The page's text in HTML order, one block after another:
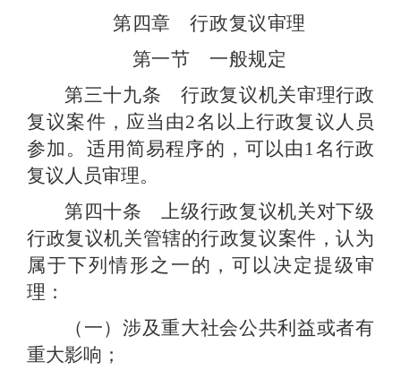
第四章 行政复议审理
第一节 一般规定
第三十九条 行政复议机关审理行政
复议案件，应当由2名以上行政复议人员
参加。适用简易程序的，可以由 1名行政
复议人员审理。
第四十条 上级行政复议机关对下级
行政复议机关管辖的行政复议案件，认为
属于下列情形之一的，可以决定提级审
理：
（一）涉及重大社会公共利益或者有
重大影响；